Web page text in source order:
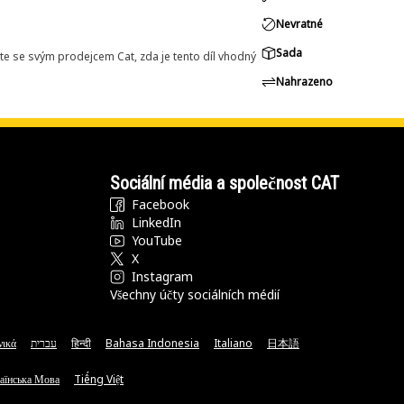
se svým prodejcem Cat, zda je tento díl vhodný
Nevratné
Sada
Nahrazeno
Sociální média a společnost CAT
Facebook
LinkedIn
YouTube
X
Instagram
Všechny účty sociálních médií
עברית हिन्दी Bahasa Indonesia Italiano 日本語
Мова Tiếng Việt